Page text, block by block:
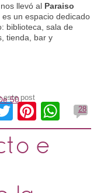
nos llevó al Paraiso
es un espacio dedicado
biblioteca, sala de
tienda, bar y
50
este post
Twitter 28
e